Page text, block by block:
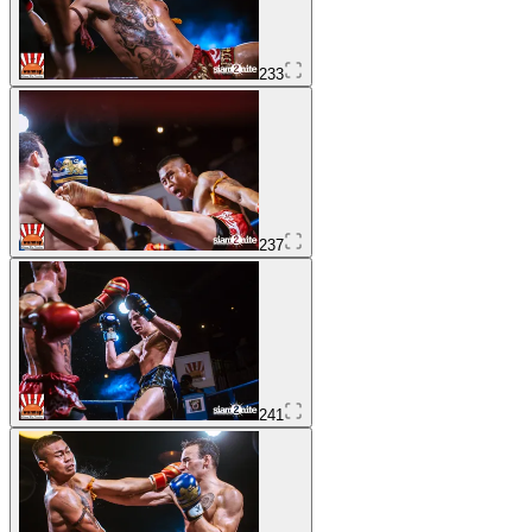
233
237
241